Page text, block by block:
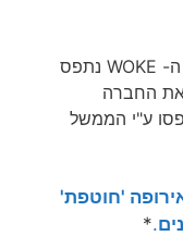
ה- WOKE נתפס
את החברה
ע"י הממשל
'חוטפת'
.
*